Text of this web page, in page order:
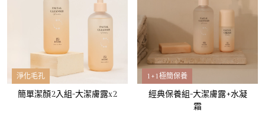
淨化毛孔
簡單潔顏2入組-大潔膚露x2
1+1極簡保養
經典保養組-大潔膚露+水凝
霜